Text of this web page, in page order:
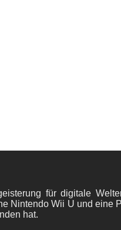
für digitale
Nintendo Wii U und
hat.